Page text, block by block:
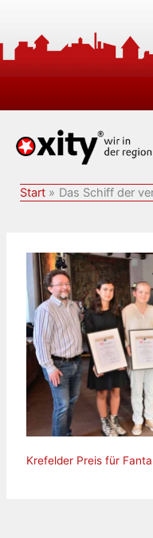
springen
Start Das Schiff der
Krefelder Preis für